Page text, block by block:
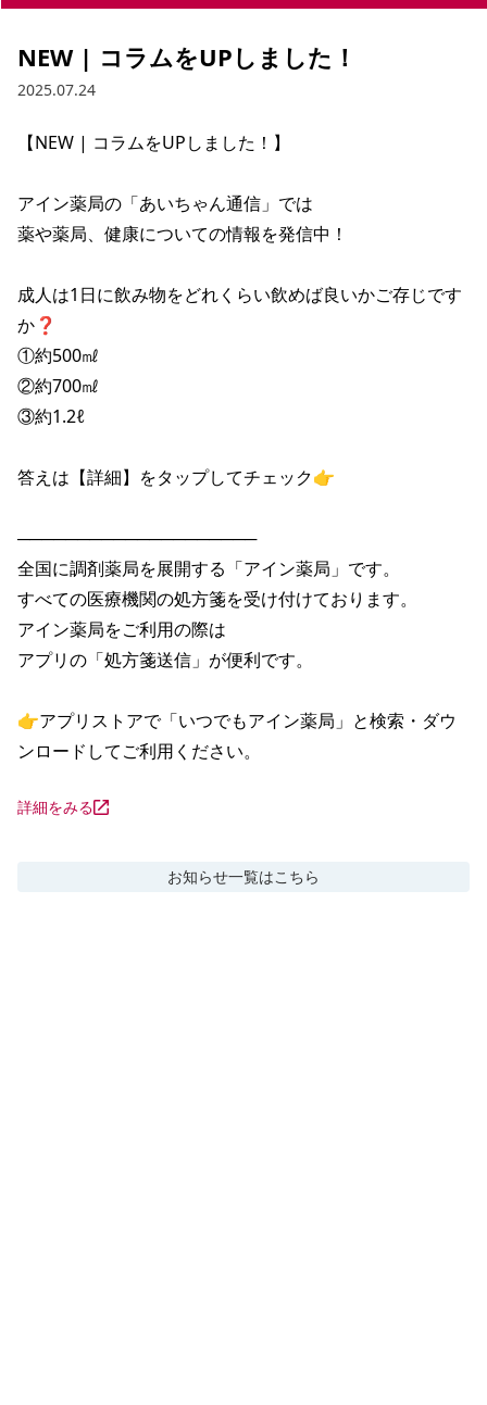
NEW | コラムをUPしました！
2025.07.24
【NEW | コラムをUPしました！】
アイン薬局の「あいちゃん通信」では
薬や薬局、健康についての情報を発信中！
成人は1日に飲み物をどれくらい飲めば良いかご存じです
か❓
①約500㎖
②約700㎖
③約1.2ℓ
答えは【詳細】をタップしてチェック👉
────────────────────
全国に調剤薬局を展開する「アイン薬局」です。
すべての医療機関の処方箋を受け付けております。
アイン薬局をご利用の際は
アプリの「処方箋送信」が便利です。
👉アプリストアで「いつでもアイン薬局」と検索・ダウ
ンロードしてご利用ください。
詳細をみる
お知らせ一覧はこちら